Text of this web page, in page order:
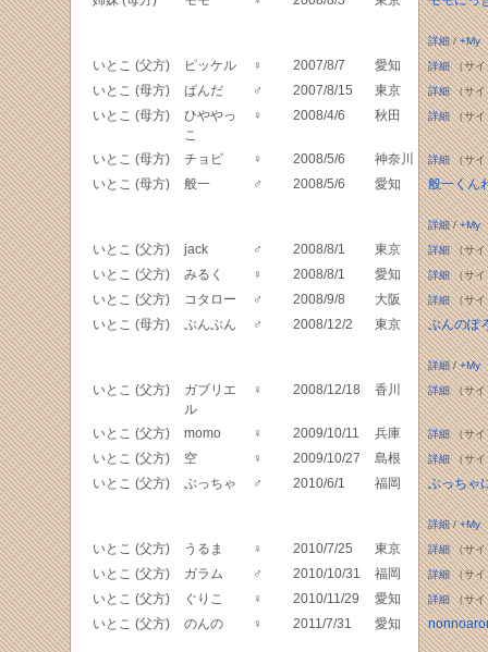
詳細/+My
いとこ (父方) ピッケル ♀ 2007/8/7 愛知 詳細（サイ
いとこ (母方) ぱんだ ♂ 2007/8/15 東京 詳細（サイ
いとこ (母方)
ひややっ
こ
♀ 2008/4/6 秋田 詳細（サイ
いとこ (母方) チョビ ♀ 2008/5/6 神奈川 詳細（サイ
いとこ (母方) 般一 ♂ 2008/5/6 愛知 般一くん
詳細/+My
いとこ (父方) jack ♂ 2008/8/1 東京 詳細（サイ
いとこ (父方) みるく ♀ 2008/8/1 愛知 詳細（サイ
いとこ (父方) コタロー ♂ 2008/9/8 大阪 詳細（サイ
いとこ (母方) ぶんぶん ♂ 2008/12/2 東京 ぶんのぽ
詳細/+My
いとこ (父方)
ガブリエ
ル
♀ 2008/12/18 香川 詳細（サイ
いとこ (父方) momo ♀ 2009/10/11 兵庫 詳細（サイ
いとこ (父方) 空 ♀ 2009/10/27 島根 詳細（サイ
いとこ (父方) ぶっちゃ ♂ 2010/6/1 福岡 ぶっちゃ
詳細/+My
いとこ (父方) うるま ♀ 2010/7/25 東京 詳細（サイ
いとこ (父方) ガラム ♂ 2010/10/31 福岡 詳細（サイ
いとこ (父方) ぐりこ ♀ 2010/11/29 愛知 詳細（サイ
いとこ (父方) のんの ♀ 2011/7/31 愛知